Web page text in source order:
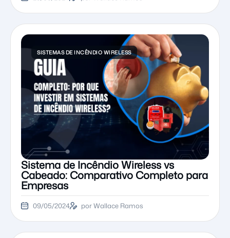
SISTEMAS DE INCÊNDIO WIRELESS
Sistema de Incêndio Wireless vs
Cabeado: Comparativo Completo para
Empresas
09/05/2024 por Wallace Ramos